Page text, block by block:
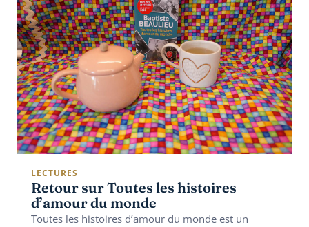
LECTURES
Retour sur Toutes les histoires
d’amour du monde
Toutes les histoires d’amour du monde est un